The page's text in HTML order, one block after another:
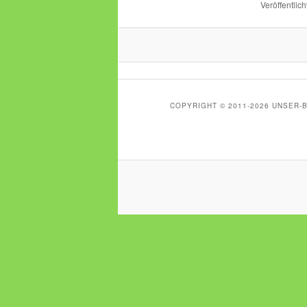
COPYRIGHT © 2011-2026 UNSER-